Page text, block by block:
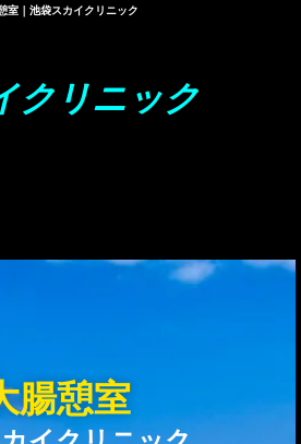
室｜池袋スカイクリニック
クリニック
腸憩室